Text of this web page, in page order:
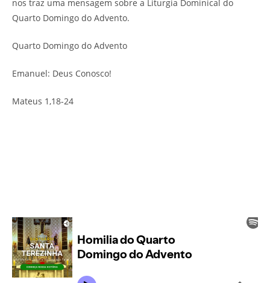
nos traz uma mensagem sobre a Liturgia Dominical do
Quarto Domingo do Advento.
Quarto Domingo do Advento
Emanuel: Deus Conosco!
Mateus 1,18-24